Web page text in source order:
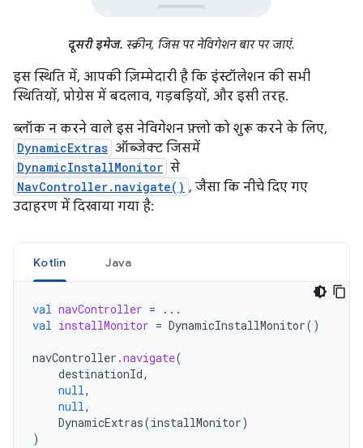
दूसरी इमेज. स्क्रीन, जिस पर नेविगेशन बार पर जाएं.
इस स्थिति में, आपकी ज़िम्मेदारी है कि इंस्टॉलेशन की सभी
स्थितियों, प्रोग्रेस में बदलाव, गड़बड़ियों, और इसी तरह.
ब्लॉक न करने वाले इस नेविगेशन फ़्लो को शुरू करने के लिए,
DynamicExtras ऑब्जेक्ट जिसमें
DynamicInstallMonitor से
NavController.navigate() , जैसा कि नीचे दिए गए
उदाहरण में दिखाया गया है:
Kotlin Java
val navController =
...
val installMonitor = DynamicInstallMonitor()
navController .navigate(
destinationId,
null,
null,
DynamicExtras(installMonitor)
)